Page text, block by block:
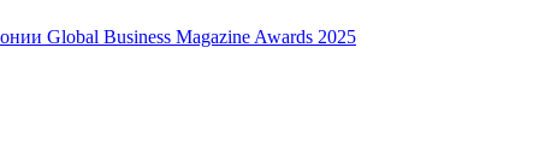
Global Business Magazine Awards 2025